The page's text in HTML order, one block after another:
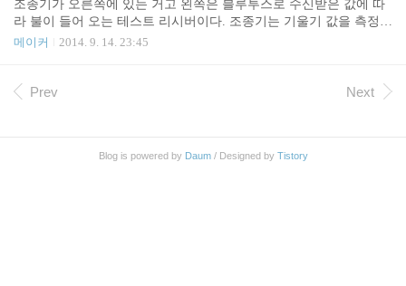
는 순간 분위기가 확 바뀝니다. 무드등을 끄려면? 엑
졌다 켜지는 무드등 기능이 있는데요. 노래를 들을
면 무드등 기능은 상당히 거슬리는 기능입니다. 그래
서 이 무드등을 끄는 방법을 찾아보았습니다. 인터넷
조종기가 오른쪽에 있는 거고 왼쪽은 블루투스로 수신받은 값에 따
라 불이 들어 오는 테스트 리시버이다. 조종기는 기울기 값을 측정하
여 임계치 이상의 값이 들어 오면 블루투스를 통해 전/후/좌/우/정지
메이커 2014. 9. 14. 23:45
Prev Next
Blog is powered by Daum/ Designed by Tistory